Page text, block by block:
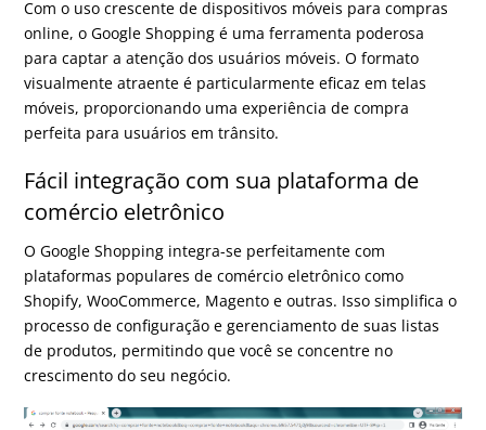
Com o uso crescente de dispositivos móveis para compras
online, o Google Shopping é uma ferramenta poderosa
para captar a atenção dos usuários móveis. O formato
visualmente atraente é particularmente eficaz em telas
móveis, proporcionando uma experiência de compra
perfeita para usuários em trânsito.
Fácil integração com sua plataforma de
comércio eletrônico
O Google Shopping integra-se perfeitamente com
plataformas populares de comércio eletrônico como
Shopify, WooCommerce, Magento e outras. Isso simplifica o
processo de configuração e gerenciamento de suas listas
de produtos, permitindo que você se concentre no
crescimento do seu negócio.